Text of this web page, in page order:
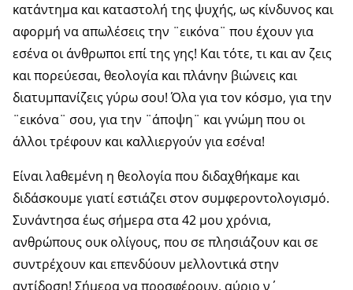
κατάντημα και καταστολή της ψυχής, ως κίνδυνος και
αφορμή να απωλέσεις την ¨εικόνα¨ που έχουν για
εσένα οι άνθρωποι επί της γης! Και τότε, τι και αν ζεις
και πορεύεσαι, θεολογία και πλάνην βιώνεις και
διατυμπανίζεις γύρω σου! Όλα για τον κόσμο, για την
¨εικόνα¨ σου, για την ¨άποψη¨ και γνώμη που οι
άλλοι τρέφουν και καλλιεργούν για εσένα!
Είναι λαθεμένη η θεολογία που διδαχθήκαμε και
διδάσκουμε γιατί εστιάζει στον συμφεροντολογισμό.
Συνάντησα έως σήμερα στα 42 μου χρόνια,
ανθρώπους ουκ ολίγους, που σε πλησιάζουν και σε
συντρέχουν και επενδύουν μελλοντικά στην
αντίδοση! Σήμερα να προσφέρουν, αύριο ν΄